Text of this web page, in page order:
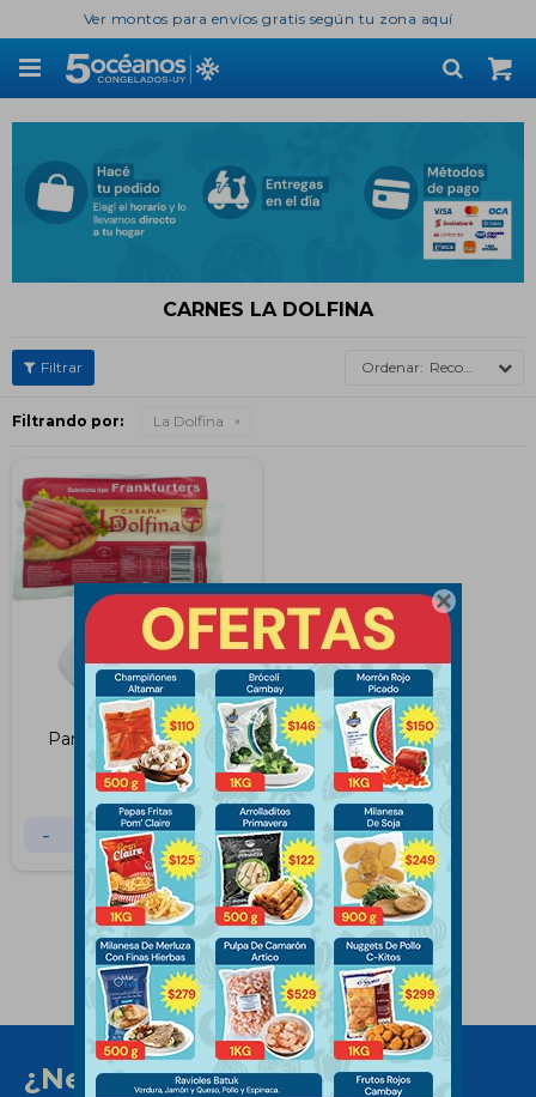

Ver montos para envíos gratis según tu zona aquí

CARNES LA DOLFINA
Recomendados
Filtrando por: La Dolfina
Panchos La Dolfina 8
Unidades
$ 124
- +
¿Necesitas ayuda?